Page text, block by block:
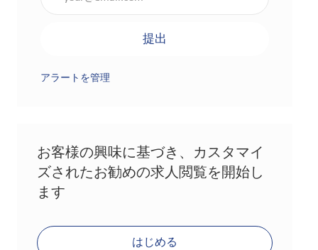
提出
アラートを管理
お客様の興味に基づき、カスタマイ
ズされたお勧めの求人閲覧を開始し
ます
はじめる